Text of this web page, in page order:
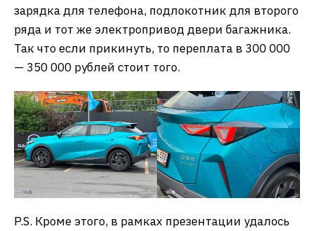
зарядка для телефона, подлокотник для второго
ряда и тот же электропривод двери багажника.
Так что если прикинуть, то переплата в 300 000
— 350 000 рублей стоит того.
P.S. Кроме этого, в рамках презентации удалось